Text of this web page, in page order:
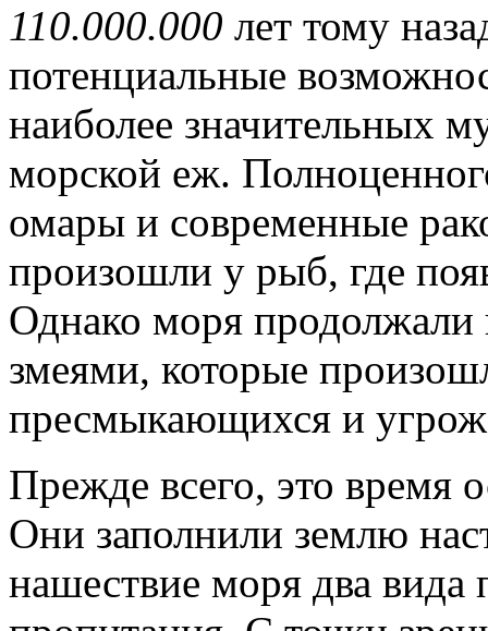
110.000.000 лет тому
потенциальные
наиболее значительных
морской еж.
омары и современные
произошли у рыб, где
Однако моря
змеями, которые
пресмыкающихся и
Прежде всего, это время
Они заполнили землю
нашествие моря два вида